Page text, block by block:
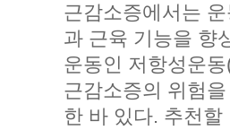
근감소증에서는
과 근육 기능을 향
운동인 저항성운
근감소증의 위험
한 바 있다. 추천